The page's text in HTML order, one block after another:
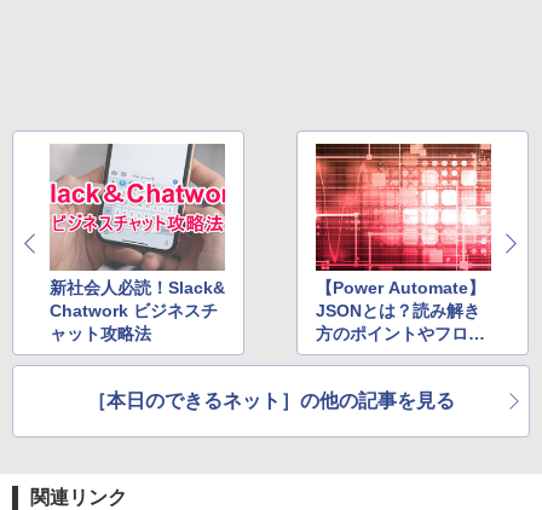
新社会人必読！Slack&
Chatwork ビジネスチ
ャット攻略法
【Power Automate】
JSONとは？読み解き
方のポイントやフロー
での扱い方
［本日のできるネット］の他の記事を見る
関連リンク